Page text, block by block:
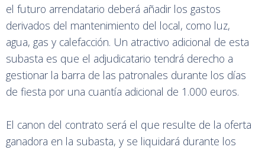
el futuro arrendatario deberá añadir los gastos
derivados del mantenimiento del local, como luz,
agua, gas y calefacción. Un atractivo adicional de esta
subasta es que el adjudicatario tendrá derecho a
gestionar la barra de las patronales durante los días
de fiesta por una cuantía adicional de 1.000 euros.
El canon del contrato será el que resulte de la oferta
ganadora en la subasta, y se liquidará durante los